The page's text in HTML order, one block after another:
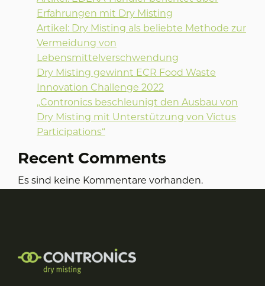
Erfahrungen mit Dry Misting
Artikel: Dry Misting als beliebte Methode zur
Vermeidung von
Lebensmittelverschwendung
Dry Misting gewinnt ECR Food Waste
Innovation Challenge 2022
„Contronics beschleunigt den Ausbau von
Dry Misting mit Unterstützung von Victus
Participations“
Recent Comments
Es sind keine Kommentare vorhanden.